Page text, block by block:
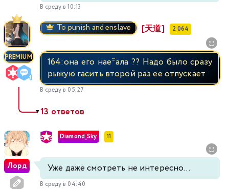
В среду в 10:13
PREMIUM
To punish and enslave [天道] 2 064
164:она его нае*ала ?? Надо было сразу
рыжую гасить второй раз ее отпускает
В среду в 05:27
▼13 ответов
Лорд
Diamond_Sky 11
Уже даже смотреть не интересно...
В среду в 04:40